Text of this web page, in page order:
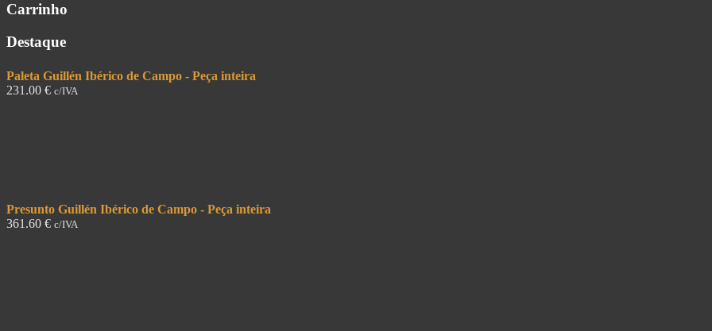
Carrinho
Destaque
Paleta Guillén Ibérico de Campo - Peça inteira
231.00 € c/IVA
Presunto Guillén Ibérico de Campo - Peça inteira
361.60 € c/IVA